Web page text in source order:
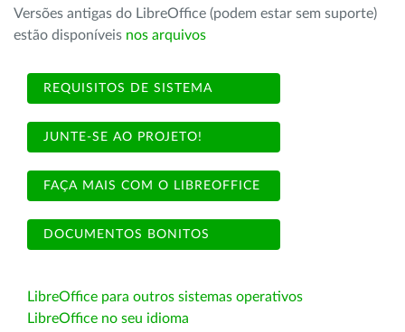
Versões antigas do LibreOffice (podem estar sem suporte)
estão disponíveis nos arquivos
REQUISITOS DE SISTEMA
JUNTE-SE AO PROJETO!
FAÇA MAIS COM O LIBREOFFICE
DOCUMENTOS BONITOS
LibreOffice para outros sistemas operativos
LibreOffice no seu idioma